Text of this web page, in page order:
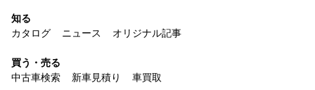
知る
カタログ
ニュース オリジナル記事
買う・売る
中古車検索
新車見積り 車買取